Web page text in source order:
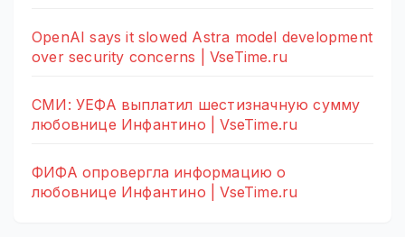
OpenAI says it slowed Astra model development
over security concerns | VseTime.ru
СМИ: УЕФА выплатил шестизначную сумму
любовнице Инфантино | VseTime.ru
ФИФА опровергла информацию о
любовнице Инфантино | VseTime.ru